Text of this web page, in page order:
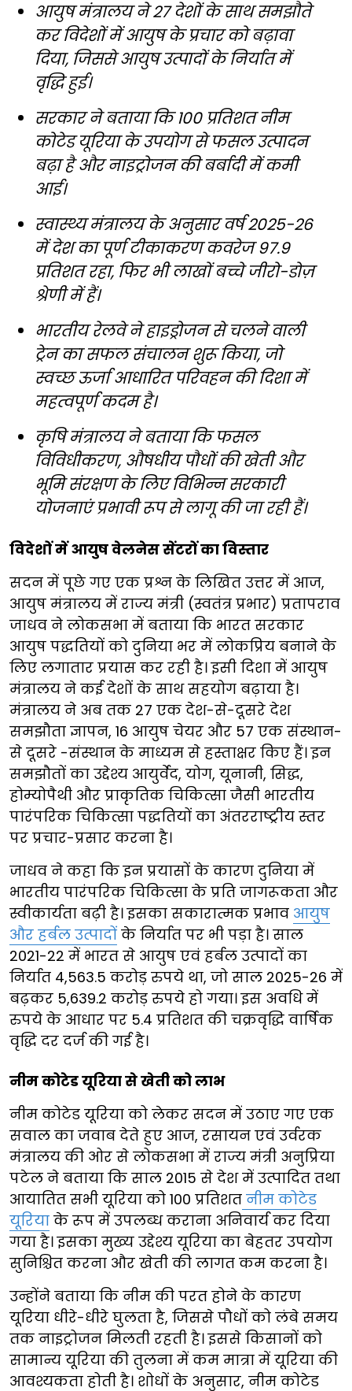
आयुष मंत्रालय ने 27 देशों के साथ समझौते
कर विदेशों में आयुष के प्रचार को बढ़ावा
दिया, जिससे आयुष उत्पादों के निर्यात में
वृद्धि हुई।
सरकार ने बताया कि 100 प्रतिशत नीम
कोटेड यूरिया के उपयोग से फसल उत्पादन
बढ़ा है और नाइट्रोजन की बर्बादी में कमी
आई।
स्वास्थ्य मंत्रालय के अनुसार वर्ष 2025-26
में देश का पूर्ण टीकाकरण कवरेज 97.9
प्रतिशत रहा, फिर भी लाखों बच्चे जीरो-डोज़
श्रेणी में हैं।
भारतीय रेलवे ने हाइड्रोजन से चलने वाली
ट्रेन का सफल संचालन शुरू किया, जो
स्वच्छ ऊर्जा आधारित परिवहन की दिशा में
महत्वपूर्ण कदम है।
कृषि मंत्रालय ने बताया कि फसल
विविधीकरण, औषधीय पौधों की खेती और
भूमि संरक्षण के लिए विभिन्न सरकारी
योजनाएं प्रभावी रूप से लागू की जा रही हैं।
विदेशों में आयुष वेलनेस सेंटरों का विस्तार
सदन में पूछे गए एक प्रश्न के लिखित उत्तर में आज,
आयुष मंत्रालय में राज्य मंत्री (स्वतंत्र प्रभार) प्रतापराव
जाधव ने लोकसभा में बताया कि भारत सरकार
आयुष पद्धतियों को दुनिया भर में लोकप्रिय बनाने के
लिए लगातार प्रयास कर रही है। इसी दिशा में आयुष
मंत्रालय ने कई देशों के साथ सहयोग बढ़ाया है।
मंत्रालय ने अब तक 27 एक देश-से-दूसरे देश
समझौता ज्ञापन, 16 आयुष चेयर और 57 एक संस्थान-
से दूसरे -संस्थान के माध्यम से हस्ताक्षर किए हैं। इन
समझौतों का उद्देश्य आयुर्वेद, योग, यूनानी, सिद्ध,
होम्योपैथी और प्राकृतिक चिकित्सा जैसी भारतीय
पारंपरिक चिकित्सा पद्धतियों का अंतरराष्ट्रीय स्तर
पर प्रचार-प्रसार करना है।
जाधव ने कहा कि इन प्रयासों के कारण दुनिया में
भारतीय पारंपरिक चिकित्सा के प्रति जागरूकता और
स्वीकार्यता बढ़ी है। इसका सकारात्मक प्रभाव आयुष
और हर्बल उत्पादों के निर्यात पर भी पड़ा है। साल
2021-22 में भारत से आयुष एवं हर्बल उत्पादों का
निर्यात 4,563.5 करोड़ रुपये था, जो साल 2025-26 में
बढ़कर 5,639.2 करोड़ रुपये हो गया। इस अवधि में
रुपये के आधार पर 5.4 प्रतिशत की चक्रवृद्धि वार्षिक
वृद्धि दर दर्ज की गई है।
नीम कोटेड यूरिया से खेती को लाभ
नीम कोटेड यूरिया को लेकर सदन में उठाए गए एक
सवाल का जवाब देते हुए आज, रसायन एवं उर्वरक
मंत्रालय की ओर से लोकसभा में राज्य मंत्री अनुप्रिया
पटेल ने बताया कि साल 2015 से देश में उत्पादित तथा
आयातित सभी यूरिया को 100 प्रतिशत नीम कोटेड
यूरिया के रूप में उपलब्ध कराना अनिवार्य कर दिया
गया है। इसका मुख्य उद्देश्य यूरिया का बेहतर उपयोग
सुनिश्चित करना और खेती की लागत कम करना है।
उन्होंने बताया कि नीम की परत होने के कारण
यूरिया धीरे-धीरे घुलता है, जिससे पौधों को लंबे समय
तक नाइट्रोजन मिलती रहती है। इससे किसानों को
सामान्य यूरिया की तुलना में कम मात्रा में यूरिया की
आवश्यकता होती है। शोधों के अनुसार, नीम कोटेड